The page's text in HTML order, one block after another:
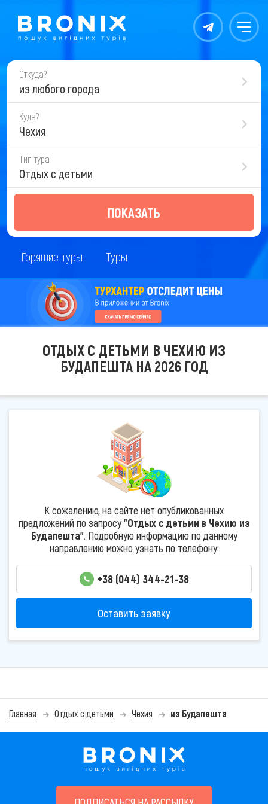
Контакты Меню
Откуда?
из любого города
Куда?
Чехия
Тип тура
Отдых с детьми
ПОКАЗАТЬ
Горящие туры Туры
ОТДЫХ С ДЕТЬМИ В ЧЕХИЮ ИЗ
БУДАПЕШТА НА 2026 ГОД
К сожалению, на сайте нет опубликованных
предложений по запросу"Отдых с детьми в Чехию из
Будапешта". Подробную информацию по данному
направлению можно узнать по телефону:
+38 (044) 344-21-38
Оставить заявку
Главная Отдых с детьми Чехия из Будапешта